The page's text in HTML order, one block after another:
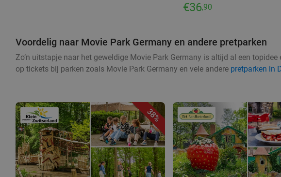
€36,90
Voordelig naar Movie Park Germany en andere pretparken
Zo’n uitstapje naar het geweldige Movie Park Germany is altijd al een
op tickets bij parken zoals Movie Park Germany en vele andere pretparken in
38%